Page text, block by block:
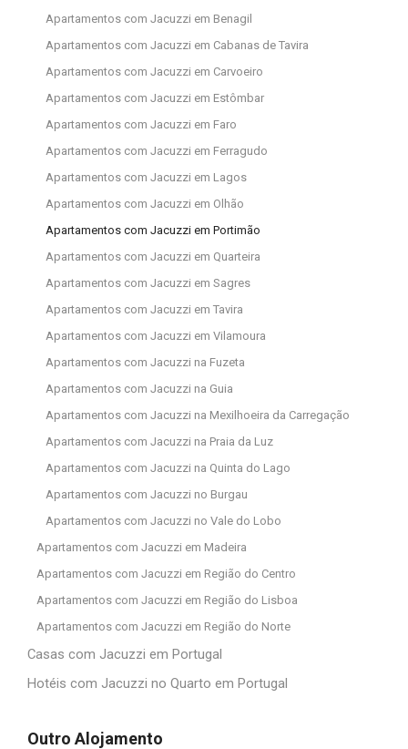
Apartamentos com Jacuzzi em Benagil
Apartamentos com Jacuzzi em Cabanas de Tavira
Apartamentos com Jacuzzi em Carvoeiro
Apartamentos com Jacuzzi em Estômbar
Apartamentos com Jacuzzi em Faro
Apartamentos com Jacuzzi em Ferragudo
Apartamentos com Jacuzzi em Lagos
Apartamentos com Jacuzzi em Olhão
Apartamentos com Jacuzzi em Portimão
Apartamentos com Jacuzzi em Quarteira
Apartamentos com Jacuzzi em Sagres
Apartamentos com Jacuzzi em Tavira
Apartamentos com Jacuzzi em Vilamoura
Apartamentos com Jacuzzi na Fuzeta
Apartamentos com Jacuzzi na Guia
Apartamentos com Jacuzzi na Mexilhoeira da Carregação
Apartamentos com Jacuzzi na Praia da Luz
Apartamentos com Jacuzzi na Quinta do Lago
Apartamentos com Jacuzzi no Burgau
Apartamentos com Jacuzzi no Vale do Lobo
Apartamentos com Jacuzzi em Madeira
Apartamentos com Jacuzzi em Região do Centro
Apartamentos com Jacuzzi em Região do Lisboa
Apartamentos com Jacuzzi em Região do Norte
Casas com Jacuzzi em Portugal
Hotéis com Jacuzzi no Quarto em Portugal
Outro Alojamento